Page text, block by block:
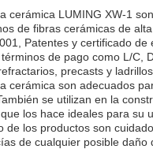
cerámica LUMING XW-1
de fibras cerámicas de
Patentes y certificado
de pago como L/C,
precasts y
cerámica son adecuados
se utilizan en la
los hace ideales para su
de los productos son
de cualquier posible